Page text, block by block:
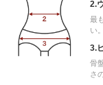
2.
最
い。
3.
骨
さ